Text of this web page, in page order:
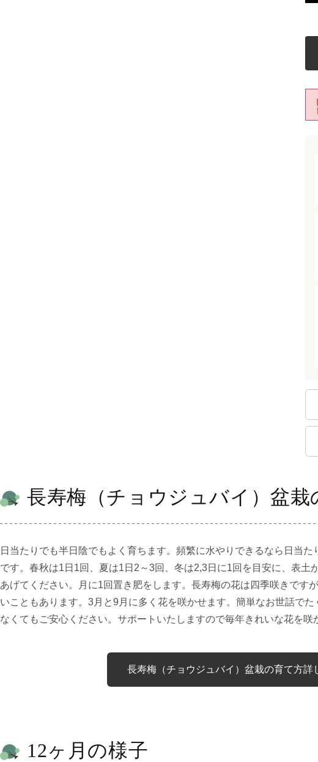
長寿梅（チョウジュバイ）盆栽
日当たりでも半日陰でもよく育ちます。頻繁に水やりできるなら日当
です。春秋は1日1回、夏は1日2～3回、冬は2,3日に1回を目安に、表土
あげてください。月に1回置き肥をします。長寿梅の花は四季咲きです
いこともあります。3月と9月に多く花を咲かせます。簡単なお世話で
なくてもご安心ください。サポートいたしますので毎年きれいな花を咲
長寿梅（チョウジュバイ）盆栽の育て方詳
12ヶ月の様子